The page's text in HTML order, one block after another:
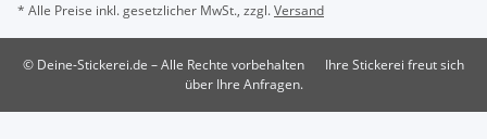
* Alle Preise inkl. gesetzlicher MwSt., zzgl.Versand
© Deine-Stickerei.de – Alle Rechte vorbehalten
Ihre Stickerei freut sich
über Ihre Anfragen.